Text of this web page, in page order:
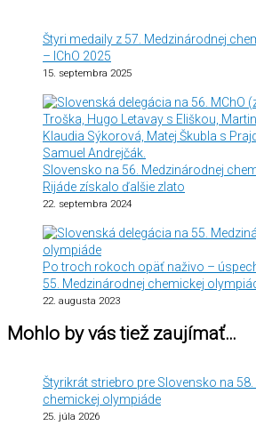
Štyri medaily z 57. Medzinárodnej
– IChO 2025
15. septembra 2025
Slovensko na 56. Medzinárodnej
Rijáde získalo ďalšie zlato
22. septembra 2024
Po troch rokoch opäť naživo –
55. Medzinárodnej chemickej
22. augusta 2023
Mohlo by vás tiež zaujímať…
Štyrikrát striebro pre Slovensko na
chemickej olympiáde
25. júla 2026